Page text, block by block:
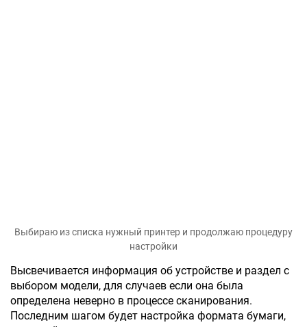
Выбираю из списка нужный принтер и продолжаю процедуру
настройки
Высвечивается информация об устройстве и раздел с
выбором модели, для случаев если она была
определена неверно в процессе сканирования.
Последним шагом будет настройка формата бумаги,